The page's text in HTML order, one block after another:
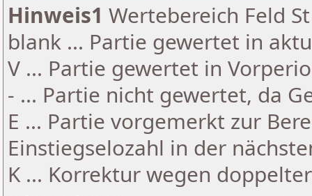
Hinweis1 Wertebereich Feld
blank ... Partie gewertet in
V ... Partie gewertet in
- ... Partie nicht gewertet, da
E ... Partie vorgemerkt zur
Einstiegselozahl in der
K ... Korrektur wegen